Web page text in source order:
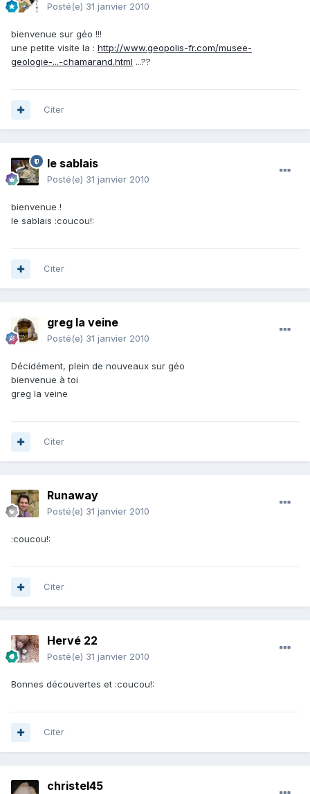
Posté(e) 31 janvier 2010
bienvenue sur géo !!!
une petite visite la : http://www.geopolis-fr.com/musee-
geologie-...-chamarand.html ...??
Citer
le sablais
Posté(e) 31 janvier 2010
bienvenue !
le sablais :coucou!:
Citer
greg la veine
Posté(e) 31 janvier 2010
Décidément, plein de nouveaux sur géo
bienvenue à toi
greg la veine
Citer
Runaway
Posté(e) 31 janvier 2010
:coucou!:
Citer
Hervé 22
Posté(e) 31 janvier 2010
Bonnes découvertes et :coucou!:
Citer
christel45